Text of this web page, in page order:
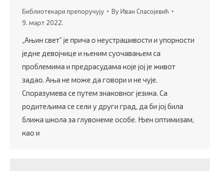
Библиотекари препоручују ByИван Спасојевић
9. март 2022.
„Ањин свет” је прича о неустрашивости и упорности
једне девојчице и њеним суочавањем са
проблемима и предрасудама које јој је живот
задао. Ања не може да говори и не чује.
Споразумева се путем знаковног језика. Са
родитељима се сели у други град, да би јој била
ближа школа за глувонеме особе. Њен оптимизам,
као и